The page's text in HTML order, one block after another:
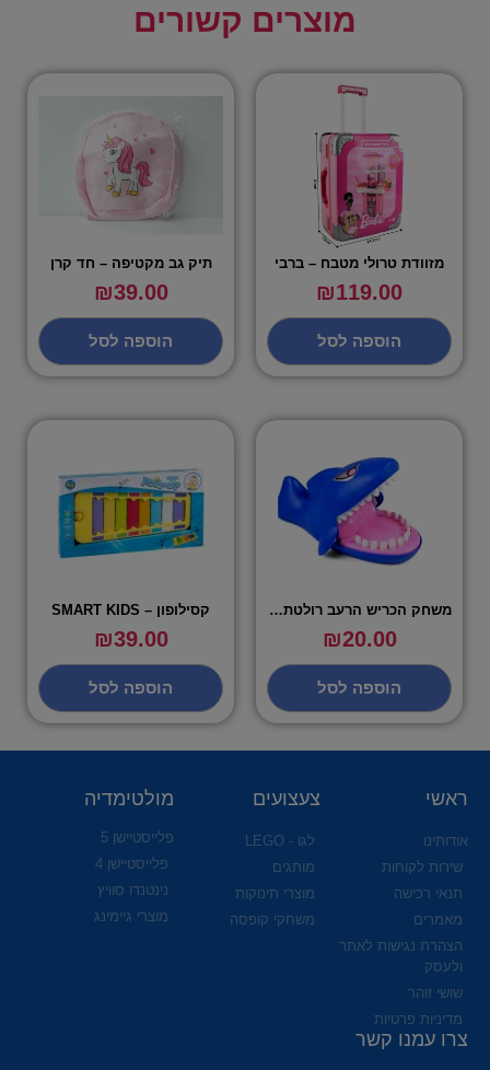
מוצרים קשורים
מזוודת טרולי מטבח – ברבי
₪119.00
הוספה לסל
תיק גב מקטיפה – חד קרן
₪39.00
הוספה לסל
משחק הכריש הרעב רולטת שיניים
₪20.00
הוספה לסל
קסילופון – SMART KIDS
₪39.00
הוספה לסל
ראשי
אודותינו
שירות לקוחות
תנאי רכישה
מאמרים
הצהרת נגישות לאתר
ולעסק
שושי זוהר
מדיניות פרטיות
צעצועים
לגו - LEGO
מותגים
מוצרי תינוקות
משחקי קופסה
מולטימדיה
פלייסטיישן 5
פלייסטיישן 4
נינטנדו סוויץ
מוצרי גיימינג
צרו עמנו קשר